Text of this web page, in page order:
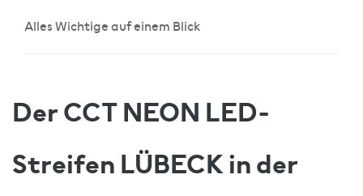
Alles Wichtige auf einem Blick
Der CCT NEON LED-
Streifen LÜBECK in der